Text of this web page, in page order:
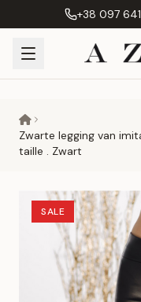
+38 097
Zwarte legging van
taille . Zwart
SALE